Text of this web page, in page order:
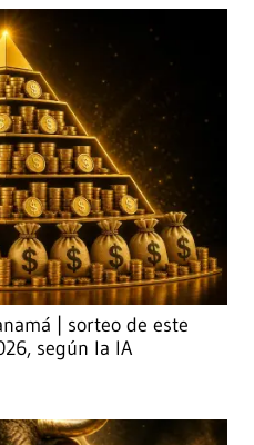
| sorteo de este
según la IA